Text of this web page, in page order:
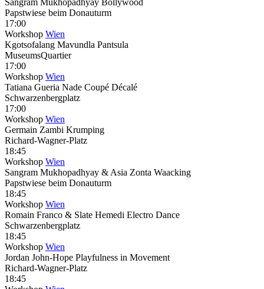
Papstwiese beim Donauturm
17:00
Workshop Wien
Kgotsofalang Mavundla Pantsula
MuseumsQuartier
17:00
Workshop Wien
Tatiana Gueria Nade Coupé Décalé
Schwarzenbergplatz
17:00
Workshop Wien
Germain Zambi Krumping
Richard-Wagner-Platz
18:45
Workshop Wien
Sangram Mukhopadhyay & Asia Zonta Waacking
Papstwiese beim Donauturm
18:45
Workshop Wien
Romain Franco & Slate Hemedi Electro Dance
Schwarzenbergplatz
18:45
Workshop Wien
Jordan John-Hope Playfulness in Movement
Richard-Wagner-Platz
18:45